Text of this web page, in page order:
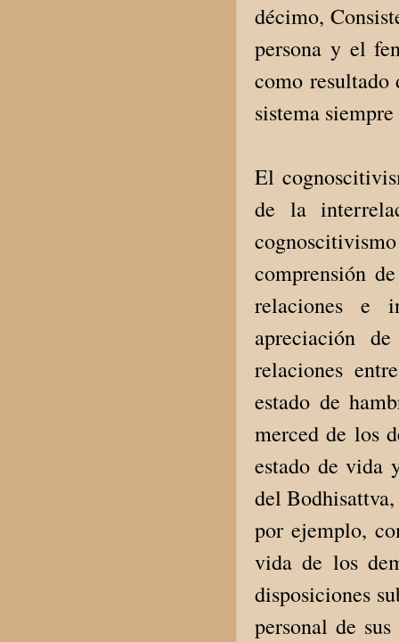
décimo,
persona y el
como
sistema
El
de la
comprensión
relaciones e
apreciación
relaciones
estado de
merced de los
estado de vida
del
por ejemplo,
vida de los
disposiciones
personal de